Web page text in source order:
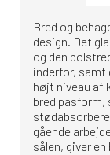
Bred og
design. Det
og den
inderfor,
højt niveau af
bred pasform,
gående
sålen, giver